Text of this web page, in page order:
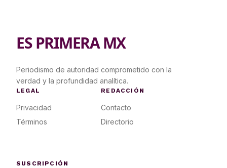
ES PRIMERA MX
Periodismo de autoridad comprometido con la
verdad y la profundidad analítica.
LEGAL
Privacidad
Términos
REDACCIÓN
Contacto
Directorio
SUSCRIPCIÓN